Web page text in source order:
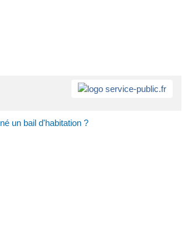
un bail d'habitation ?